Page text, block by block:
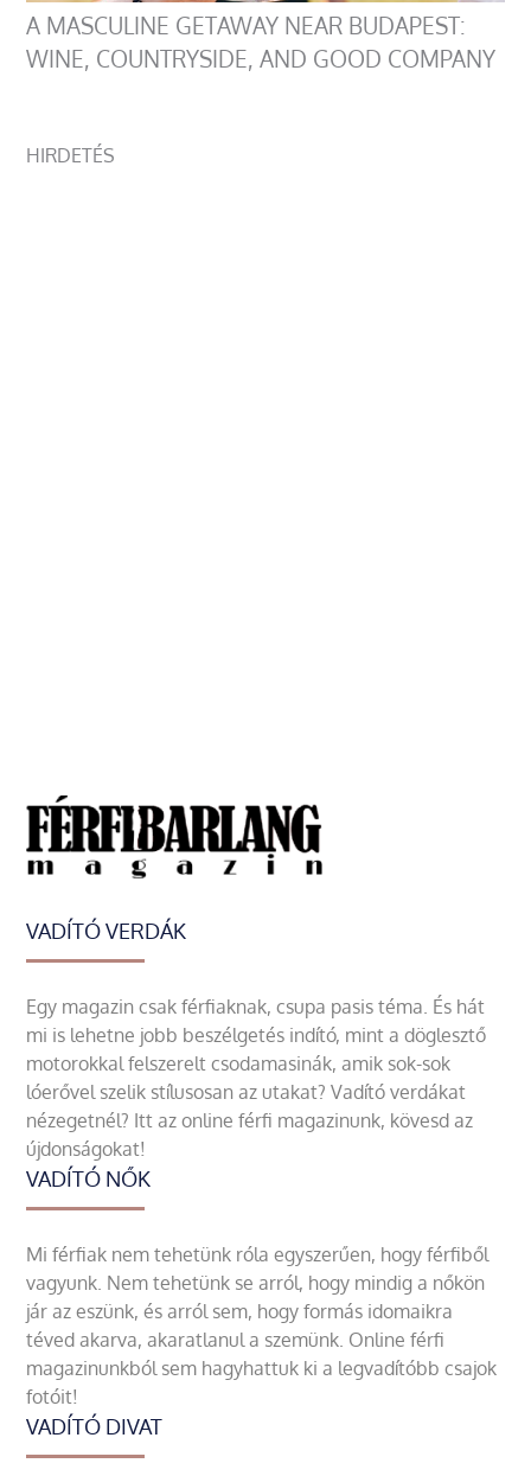
A MASCULINE GETAWAY NEAR BUDAPEST:
WINE, COUNTRYSIDE, AND GOOD COMPANY
HIRDETÉS
VADÍTÓ VERDÁK
Egy magazin csak férfiaknak, csupa pasis téma. És hát
mi is lehetne jobb beszélgetés indító, mint a döglesztő
motorokkal felszerelt csodamasinák, amik sok-sok
lóerővel szelik stílusosan az utakat? Vadító verdákat
nézegetnél? Itt az online férfi magazinunk, kövesd az
újdonságokat!
VADÍTÓ NŐK
Mi férfiak nem tehetünk róla egyszerűen, hogy férfiből
vagyunk. Nem tehetünk se arról, hogy mindig a nőkön
jár az eszünk, és arról sem, hogy formás idomaikra
téved akarva, akaratlanul a szemünk. Online férfi
magazinunkból sem hagyhattuk ki a legvadítóbb csajok
fotóit!
VADÍTÓ DIVAT